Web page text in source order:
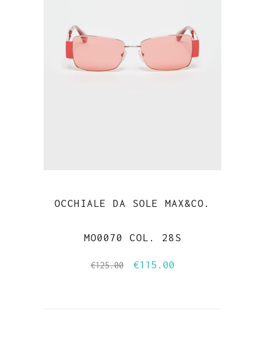
OCCHIALE DA SOLE MAX&CO.
MO0070 COL. 28S
€125.00
Il
€115.00